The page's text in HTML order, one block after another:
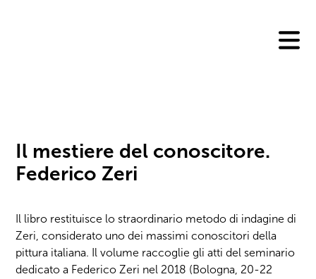
Il mestiere del conoscitore.
Federico Zeri
Il libro restituisce lo straordinario metodo di indagine di
Zeri, considerato uno dei massimi conoscitori della
pittura italiana. Il volume raccoglie gli atti del seminario
dedicato a Federico Zeri nel 2018 (Bologna, 20-22